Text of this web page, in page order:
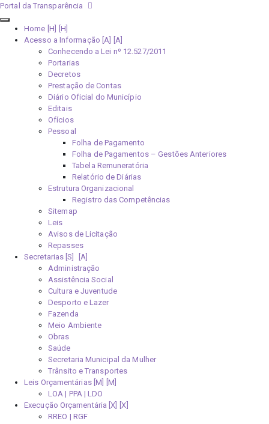
Portal da Transparência
Home [H]
Acesso a Informação [A]
Conhecendo a Lei nº 12.527/2011
Portarias
Decretos
Prestação de Contas
Diário Oficial do Município
Editais
Ofícios
Pessoal
Folha de Pagamento
Folha de Pagamentos – Gestões Anteriores
Tabela Remuneratória
Relatório de Diárias
Estrutura Organizacional
Registro das Competências
Sitemap
Leis
Avisos de Licitação
Repasses
Secretarias [S]
Administração
Assistência Social
Cultura e Juventude
Desporto e Lazer
Fazenda
Meio Ambiente
Obras
Saúde
Secretaria Municipal da Mulher
Trânsito e Transportes
Leis Orçamentárias [M]
LOA | PPA | LDO
Execução Orçamentária [X]
RREO | RGF